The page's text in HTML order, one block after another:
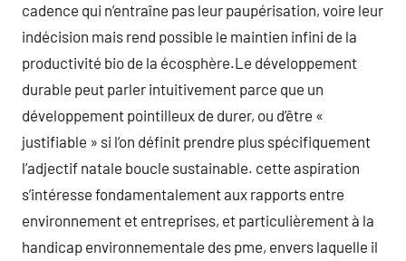
cadence qui n’entraîne pas leur paupérisation, voire leur
indécision mais rend possible le maintien infini de la
productivité bio de la écosphère.Le développement
durable peut parler intuitivement parce que un
développement pointilleux de durer, ou d’être «
justifiable » si l’on définit prendre plus spécifiquement
l’adjectif natale boucle sustainable. cette aspiration
s’intéresse fondamentalement aux rapports entre
environnement et entreprises, et particulièrement à la
handicap environnementale des pme, envers laquelle il